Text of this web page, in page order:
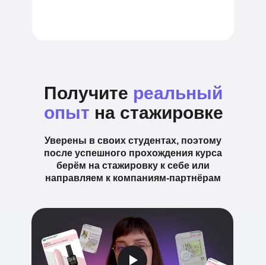
Уверены в своих студентах, поэтому
после успешного прохождения курса
берём на стажировку к себе или
направляем к компаниям-партнёрам
Получите реальный
опыт на стажировке